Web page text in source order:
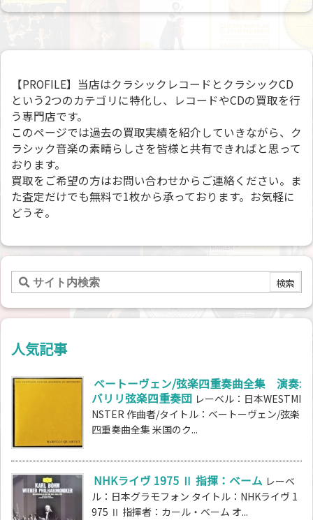
【PROFILE】当店はクラシックレコードとクラシックCD
という2つのカテゴリに特化し、レコードやCDの買取を行
う専門店です。
このページでは過去の買取実績を紹介していきながら、ク
ラシック音楽の素晴らしさを皆様と共有できればと思って
おります。
買取をご希望の方はお問い合わせからご連絡ください。ま
た査定だけでも無料で1枚から承っております。お気軽に
どうぞ。
人気記事
ベートーヴェン/弦楽四重奏曲全集 演奏:
バリリ弦楽四重奏団 レーベル：日本WESTMI
NSTER 作曲者/タイトル：ベートーヴェン/弦楽
四重奏曲全集 米国のク...
NHKライヴ 1975 Ⅱ 指揮：ベーム レーベ
ル：日本グラモフォン タイトル：NHKライヴ 1
975 Ⅱ 指揮者：カール・ベーム オ...